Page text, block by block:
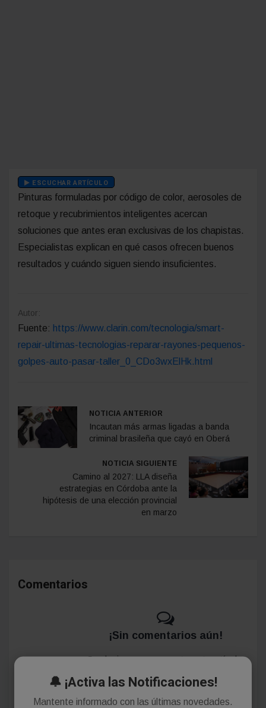
ESCUCHAR ARTÍCULO
Pinturas formuladas por código de color, aerosoles de
retoque y recubrimientos inteligentes acercan
soluciones que antes eran exclusivas de los chapistas.
Especialistas explican en qué casos ofrecen buenos
resultados y cuándo siguen siendo insuficientes.
Autor:
Fuente: https://www.clarin.com/tecnologia/smart-
repair-ultimas-tecnologias-reparar-rayones-pequenos-
golpes-auto-pasar-taller_0_CDo3wxElHk.html
NOTICIA ANTERIOR
Incautan más armas ligadas a banda
criminal brasileña que cayó en Oberá
NOTICIA SIGUIENTE
Camino al 2027: LLA diseña
estrategias en Córdoba ante la
hipótesis de una elección provincial
en marzo
Comentarios
¡Sin comentarios aún!
Se el primero en comentar este artículo.
🔔 ¡Activa las Notificaciones!
Mantente informado con las últimas novedades.